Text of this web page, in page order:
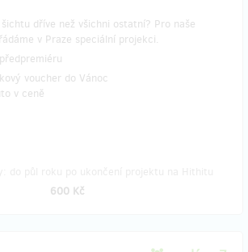
dříve než všichni ostatní? Pro naše
v Praze speciální projekci.
voucher do Vánoc
v ceně
600 Kč